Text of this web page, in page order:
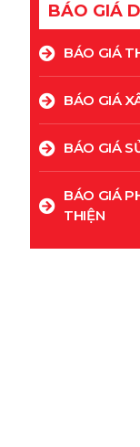
BÁO GIÁ
BÁO GIÁ
BÁO GIÁ
BÁO GIÁ
BÁO GIÁ
THIỆN